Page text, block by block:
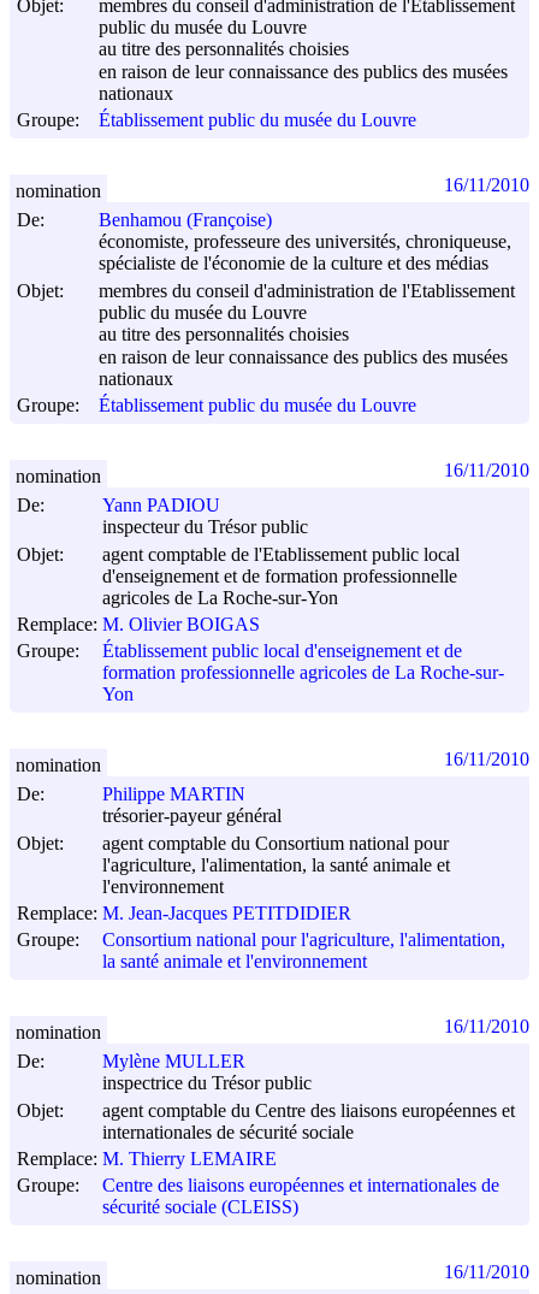
Objet:
membres du conseil d'administration de l'Etablissement
public du musée du Louvre
au titre des personnalités choisies
en raison de leur connaissance des publics des musées
nationaux
Groupe:
Établissement public du musée du Louvre
De:
Benhamou (Françoise)
économiste, professeure des universités, chroniqueuse,
spécialiste de l'économie de la culture et des médias
Objet:
membres du conseil d'administration de l'Etablissement
public du musée du Louvre
au titre des personnalités choisies
en raison de leur connaissance des publics des musées
nationaux
Groupe:
Établissement public du musée du Louvre
nomination 16/11/2010
De:
Yann PADIOU
inspecteur du Trésor public
Objet:
agent comptable de l'Etablissement public local
d'enseignement et de formation professionnelle
agricoles de La Roche-sur-Yon
Remplace: M. Olivier BOIGAS
Groupe:
Établissement public local d'enseignement et de
formation professionnelle agricoles de La Roche-sur-
Yon
nomination 16/11/2010
De:
Philippe MARTIN
trésorier-payeur général
Objet:
agent comptable du Consortium national pour
l'agriculture, l'alimentation, la santé animale et
l'environnement
Remplace: M. Jean-Jacques PETITDIDIER
Groupe:
Consortium national pour l'agriculture, l'alimentation,
la santé animale et l'environnement
nomination 16/11/2010
De:
Mylène MULLER
inspectrice du Trésor public
Objet:
agent comptable du Centre des liaisons européennes et
internationales de sécurité sociale
Remplace: M. Thierry LEMAIRE
Groupe:
Centre des liaisons européennes et internationales de
sécurité sociale (CLEISS)
nomination 16/11/2010
nomination 16/11/2010